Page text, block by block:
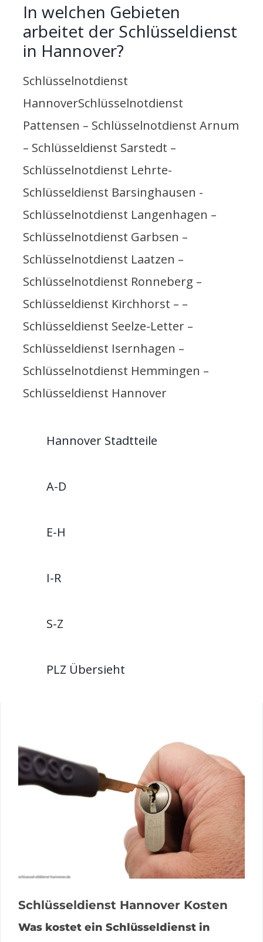
In welchen Gebieten
arbeitet der Schlüsseldienst
in Hannover?
Schlüsselnotdienst
HannoverSchlüsselnotdienst
Pattensen – Schlüsselnotdienst Arnum
– Schlüsseldienst Sarstedt –
Schlüsselnotdienst Lehrte-
Schlüsseldienst Barsinghausen -
Schlüsselnotdienst Langenhagen –
Schlüsselnotdienst Garbsen –
Schlüsselnotdienst Laatzen –
Schlüsselnotdienst Ronneberg –
Schlüsseldienst Kirchhorst – –
Schlüsseldienst Seelze-Letter –
Schlüsseldienst Isernhagen –
Schlüsselnotdienst Hemmingen –
Schlüsseldienst Hannover
Hannover Stadtteile
A-D
E-H
I-R
S-Z
PLZ Übersieht
Schlüsseldienst Hannover Kosten
Was kostet ein Schlüsseldienst in